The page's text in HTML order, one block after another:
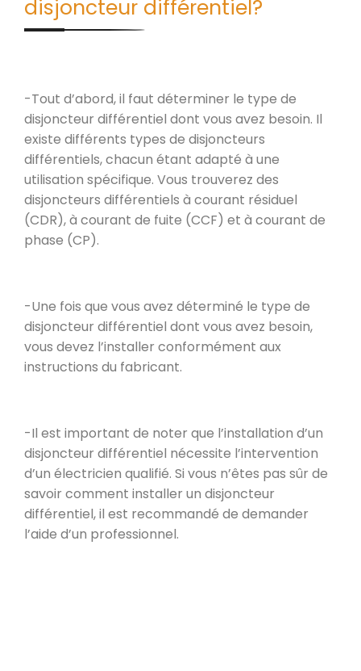
disjoncteur différentiel?
-Tout d’abord, il faut déterminer le type de
disjoncteur différentiel dont vous avez besoin. Il
existe différents types de disjoncteurs
différentiels, chacun étant adapté à une
utilisation spécifique. Vous trouverez des
disjoncteurs différentiels à courant résiduel
(CDR), à courant de fuite (CCF) et à courant de
phase (CP).
-Une fois que vous avez déterminé le type de
disjoncteur différentiel dont vous avez besoin,
vous devez l’installer conformément aux
instructions du fabricant.
-Il est important de noter que l’installation d’un
disjoncteur différentiel nécessite l’intervention
d’un électricien qualifié. Si vous n’êtes pas sûr de
savoir comment installer un disjoncteur
différentiel, il est recommandé de demander
l’aide d’un professionnel.